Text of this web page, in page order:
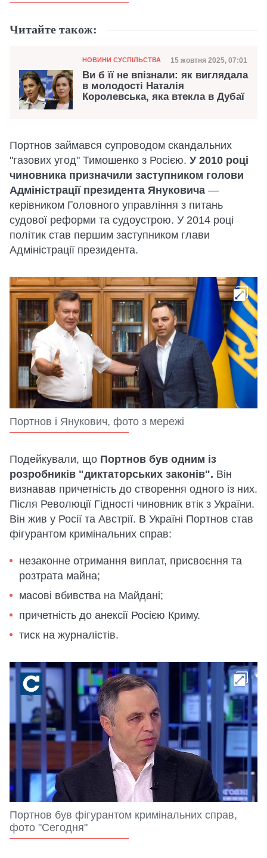
Читайте також:
Категорія
НОВИНИ СУСПІЛЬСТВА Дата публікації
15 жовтня 2025, 07:01
Ви б її не впізнали: як виглядала
в молодості Наталія
Королевська, яка втекла в Дубаї
Портнов займався супроводом скандальних
"газових угод" Тимошенко з Росією. У 2010 році
чиновника призначили заступником голови
Адміністрації президента Януковича —
керівником Головного управління з питань
судової реформи та судоустрою. У 2014 році
політик став першим заступником глави
Адміністрації президента.
Портнов і Янукович, фото з мережі
Подейкували, що Портнов був одним із
розробників "диктаторських законів". Він
визнавав причетність до створення одного із них.
Після Революції Гідності чиновник втік з України.
Він жив у Росії та Австрії. В Україні Портнов став
фігурантом кримінальних справ:
незаконне отримання виплат, присвоєння та
розтрата майна;
масові вбивства на Майдані;
причетність до анексії Росією Криму.
тиск на журналістів.
Портнов був фігурантом кримінальних справ,
фото "Сегодня"